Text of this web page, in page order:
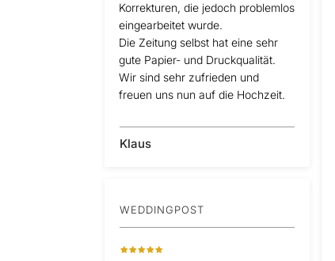
Korrekturen, die jedoch problemlos
eingearbeitet wurde.
Die Zeitung selbst hat eine sehr
gute Papier- und Druckqualität.
Wir sind sehr zufrieden und
freuen uns nun auf die Hochzeit.
Klaus
WEDDINGPOST